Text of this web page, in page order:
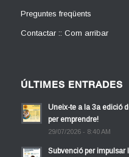
Preguntes freqüents
Contactar :: Com arribar
ÚLTIMES ENTRADES
Uneix-te a la 3a edició
per emprendre!
29/07/2026 - 8:40 AM
Subvenció per impulsar